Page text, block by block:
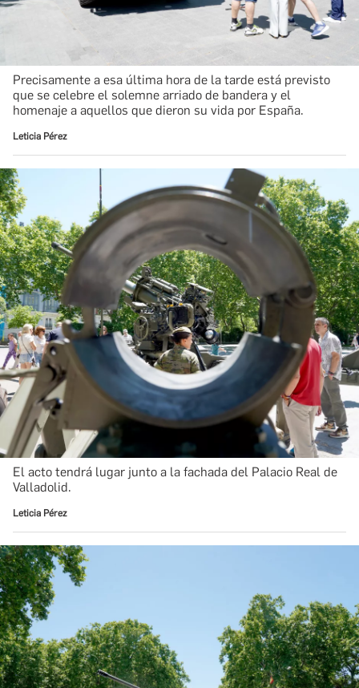
Precisamente a esa última hora de la tarde está previsto
que se celebre el solemne arriado de bandera y el
homenaje a aquellos que dieron su vida por España.
Leticia Pérez
El acto tendrá lugar junto a la fachada del Palacio Real de
Valladolid.
Leticia Pérez